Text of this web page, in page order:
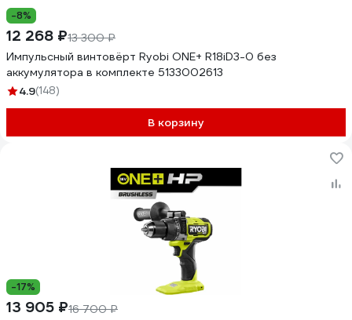
-8%
12 268 ₽13 300 ₽
Импульсный винтовёрт Ryobi ONE+ R18iD3-0 без
аккумулятора в комплекте 5133002613
4.9(148)
В корзину
-17%
13 905 ₽16 700 ₽